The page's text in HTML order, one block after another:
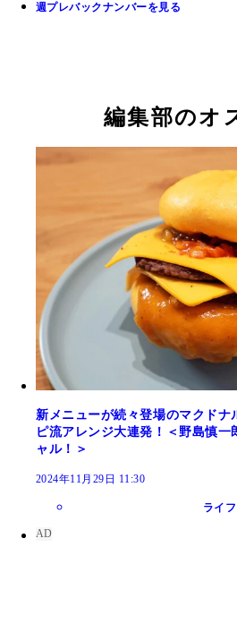
週プレバックナンバーを見る
編集部のオ
新メニューが続々登場のマクド
ピ流アレンジ大連発！＜野島慎
ャル！＞
2024年11月29日 11:30
ライ